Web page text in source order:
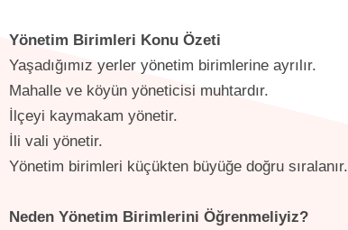
Yönetim Birimleri Konu Özeti
Yaşadığımız yerler yönetim birimlerine ayrılır.
Mahalle ve köyün yöneticisi muhtardır.
İlçeyi kaymakam yönetir.
İli vali yönetir.
Yönetim birimleri küçükten büyüğe doğru sıralanır.
Neden Yönetim Birimlerini Öğrenmeliyiz?